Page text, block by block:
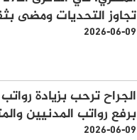
تجاوز التحديات ومضى
2026-06-09
الجراح ترحب بزيادة
برفع رواتب المدنيين
2026-06-09